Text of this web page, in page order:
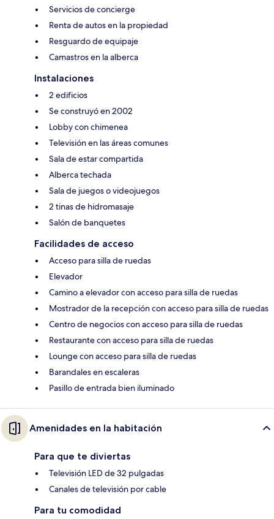
Servicios de concierge
Renta de autos en la propiedad
Resguardo de equipaje
Camastros en la alberca
Instalaciones
2 edificios
Se construyó en 2002
Lobby con chimenea
Televisión en las áreas comunes
Sala de estar compartida
Alberca techada
Sala de juegos o videojuegos
2 tinas de hidromasaje
Salón de banquetes
Facilidades de acceso
Acceso para silla de ruedas
Elevador
Camino a elevador con acceso para silla de ruedas
Mostrador de la recepción con acceso para silla de ruedas
Centro de negocios con acceso para silla de ruedas
Restaurante con acceso para silla de ruedas
Lounge con acceso para silla de ruedas
Barandales en escaleras
Pasillo de entrada bien iluminado
Amenidades en la habitación
Para que te diviertas
Televisión LED de 32 pulgadas
Canales de televisión por cable
Para tu comodidad